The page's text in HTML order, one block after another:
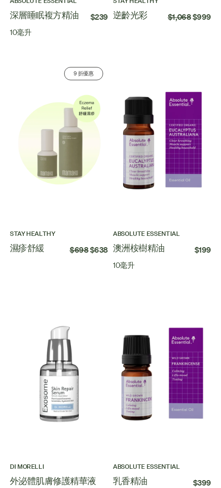
深層睡眠複方精油 $239
10毫升
逆齡光彩 $1,068$999
9 折優惠
STAY HEALTHY
濕疹舒緩 $698$638
ABSOLUTE ESSENTIAL
澳洲桉樹精油 $199
10毫升
DI MORELLI
外泌體肌膚修護精華液
ABSOLUTE ESSENTIAL
乳香精油 $399